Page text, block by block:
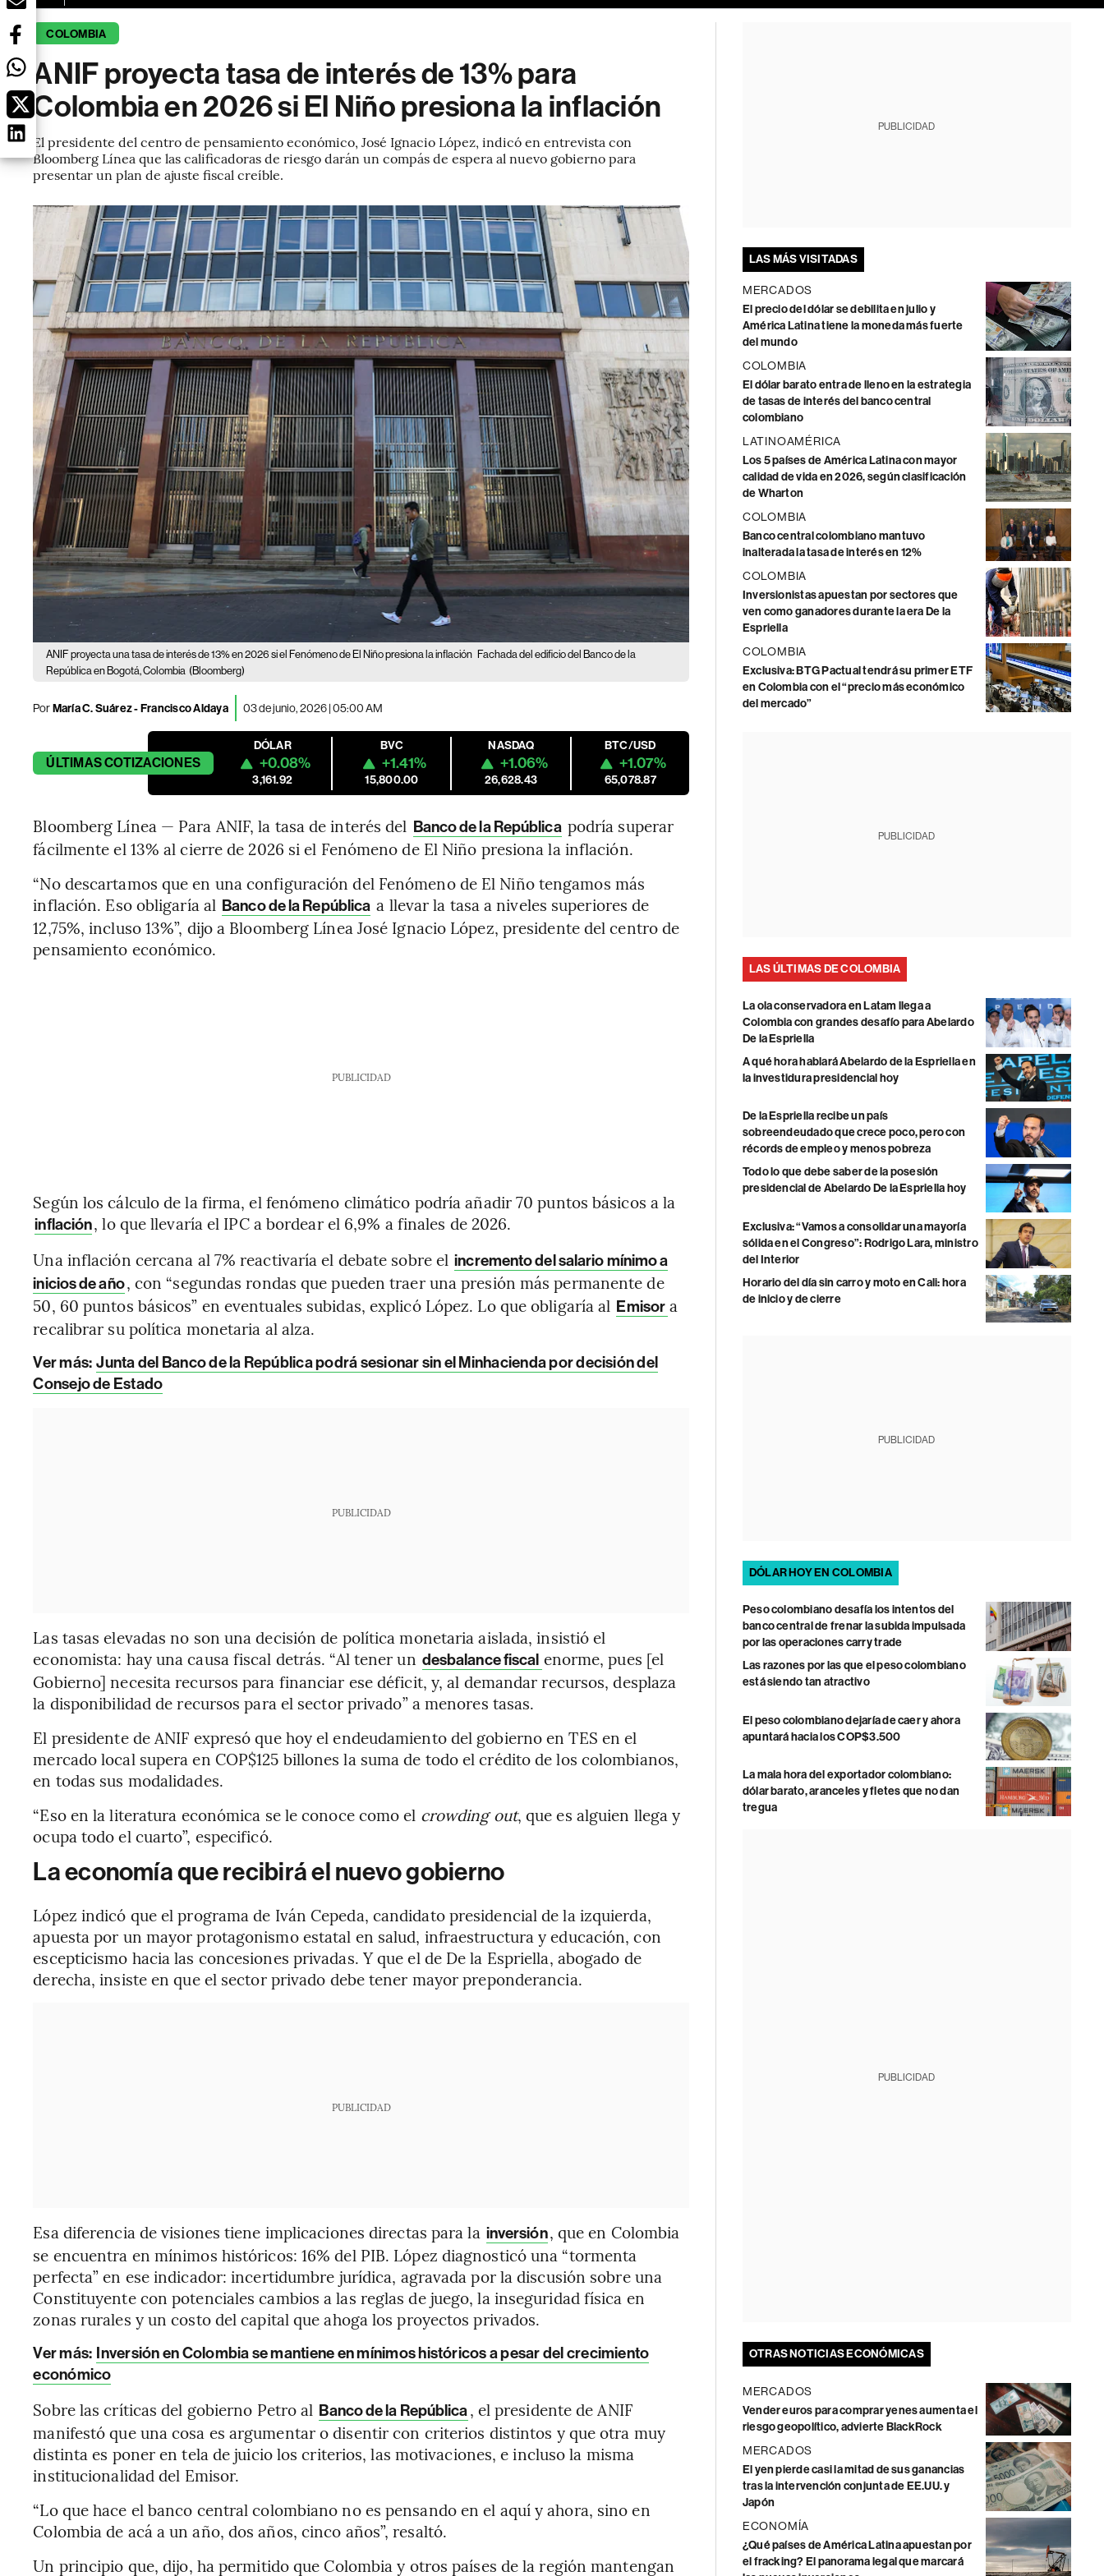
COLOMBIA
ANIF proyecta tasa de interés de 13% para
Colombia en 2026 si El Niño presiona la inflación
El presidente del centro de pensamiento económico, José Ignacio López, indicó en entrevista con
Bloomberg Línea que las calificadoras de riesgo darán un compás de espera al nuevo gobierno para
presentar un plan de ajuste fiscal creíble.
ANIF proyecta una tasa de interés de 13% en 2026 si el Fenómeno de El Niño presiona la inflación Fachada del edificio del Banco de la
República en Bogotá, Colombia (Bloomberg)
PorMaría C. Suárez-Francisco Aldaya 03 de junio, 2026 | 05:00 AM
ÚLTIMASCOTIZACIONES
DÓLAR
+0.08%
3,161.92
BVC
+1.41%
15,800.00
NASDAQ
+1.06%
26,628.43
BTC/USD
+1.07%
65,078.87
Bloomberg Línea — Para ANIF, la tasa de interés del Banco de la República podría superar
fácilmente el 13% al cierre de 2026 si el Fenómeno de El Niño presiona la inflación.
“No descartamos que en una configuración del Fenómeno de El Niño tengamos más
inflación. Eso obligaría al Banco de la República a llevar la tasa a niveles superiores de
12,75%, incluso 13%”, dijo a Bloomberg Línea José Ignacio López, presidente del centro de
pensamiento económico.
PUBLICIDAD
Según los cálculo de la firma, el fenómeno climático podría añadir 70 puntos básicos a la
inflación, lo que llevaría el IPC a bordear el 6,9% a finales de 2026.
Una inflación cercana al 7% reactivaría el debate sobre el incremento del salario mínimo a
inicios de año, con “segundas rondas que pueden traer una presión más permanente de
50, 60 puntos básicos” en eventuales subidas, explicó López. Lo que obligaría al Emisor a
recalibrar su política monetaria al alza.
Ver más: Junta del Banco de la República podrá sesionar sin el Minhacienda por decisión del
Consejo de Estado
PUBLICIDAD
Las tasas elevadas no son una decisión de política monetaria aislada, insistió el
economista: hay una causa fiscal detrás. “Al tener un desbalance fiscal enorme, pues [el
Gobierno] necesita recursos para financiar ese déficit, y, al demandar recursos, desplaza
la disponibilidad de recursos para el sector privado” a menores tasas.
El presidente de ANIF expresó que hoy el endeudamiento del gobierno en TES en el
mercado local supera en COP$125 billones la suma de todo el crédito de los colombianos,
en todas sus modalidades.
“Eso en la literatura económica se le conoce como el crowding out, que es alguien llega y
ocupa todo el cuarto”, especificó.
La economía que recibirá el nuevo gobierno
López indicó que el programa de Iván Cepeda, candidato presidencial de la izquierda,
apuesta por un mayor protagonismo estatal en salud, infraestructura y educación, con
escepticismo hacia las concesiones privadas. Y que el de De la Espriella, abogado de
derecha, insiste en que el sector privado debe tener mayor preponderancia.
PUBLICIDAD
Esa diferencia de visiones tiene implicaciones directas para la inversión, que en Colombia
se encuentra en mínimos históricos: 16% del PIB. López diagnosticó una “tormenta
perfecta” en ese indicador: incertidumbre jurídica, agravada por la discusión sobre una
Constituyente con potenciales cambios a las reglas de juego, la inseguridad física en
zonas rurales y un costo del capital que ahoga los proyectos privados.
Ver más: Inversión en Colombia se mantiene en mínimos históricos a pesar del crecimiento
económico
Sobre las críticas del gobierno Petro al Banco de la República, el presidente de ANIF
manifestó que una cosa es argumentar o disentir con criterios distintos y que otra muy
distinta es poner en tela de juicio los criterios, las motivaciones, e incluso la misma
institucionalidad del Emisor.
“Lo que hace el banco central colombiano no es pensando en el aquí y ahora, sino en
Colombia de acá a un año, dos años, cinco años”, resaltó.
Un principio que, dijo, ha permitido que Colombia y otros países de la región mantengan
PUBLICIDAD
LAS MÁS VISITADAS
MERCADOS
El precio del dólar se debilita en julio y
América Latina tiene la moneda más fuerte
del mundo
COLOMBIA
El dólar barato entra de lleno en la estrategia
de tasas de interés del banco central
colombiano
LATINOAMÉRICA
Los 5 países de América Latina con mayor
calidad de vida en 2026, según clasificación
de Wharton
COLOMBIA
Banco central colombiano mantuvo
inalterada la tasa de interés en 12%
COLOMBIA
Inversionistas apuestan por sectores que
ven como ganadores durante la era De la
Espriella
COLOMBIA
Exclusiva: BTG Pactual tendrá su primer ETF
en Colombia con el “precio más económico
del mercado”
PUBLICIDAD
LAS ÚLTIMAS DE COLOMBIA
La ola conservadora en Latam llega a
Colombia con grandes desafío para Abelardo
De la Espriella
A qué hora hablará Abelardo de la Espriella en
la investidura presidencial hoy
De la Espriella recibe un país
sobreendeudado que crece poco, pero con
récords de empleo y menos pobreza
Todo lo que debe saber de la posesión
presidencial de Abelardo De la Espriella hoy
Exclusiva: “Vamos a consolidar una mayoría
sólida en el Congreso”: Rodrigo Lara, ministro
del Interior
Horario del día sin carro y moto en Cali: hora
de inicio y de cierre
PUBLICIDAD
DÓLAR HOY EN COLOMBIA
Peso colombiano desafía los intentos del
banco central de frenar la subida impulsada
por las operaciones carry trade
Las razones por las que el peso colombiano
está siendo tan atractivo
El peso colombiano dejaría de caer y ahora
apuntará hacia los COP$3.500
La mala hora del exportador colombiano:
dólar barato, aranceles y fletes que no dan
tregua
PUBLICIDAD
OTRAS NOTICIAS ECONÓMICAS
MERCADOS
Vender euros para comprar yenes aumenta el
riesgo geopolítico, advierte BlackRock
MERCADOS
El yen pierde casi la mitad de sus ganancias
tras la intervención conjunta de EE.UU. y
Japón
ECONOMÍA
¿Qué países de América Latina apuestan por
el fracking? El panorama legal que marcará